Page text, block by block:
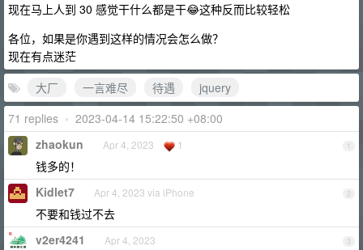
现在马上人到 30 感觉干什么都是干😂这种反而比较轻松
各位，如果是你遇到这样的情况会怎么做？
现在有点迷茫
大厂
一言难尽 待遇
jquery
71 replies • 2023-04-14 15:22:50 +08:00
1
zhaokun Apr 4, 2023 1
钱多的！
2
Kidlet7 Apr 4, 2023 via iPhone
不要和钱过不去
3
v2er4241 Apr 4, 2023